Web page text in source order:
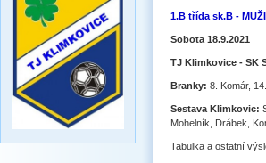
1.B třída sk.B - MUŽI
Sobota 18.9.2021
TJ Klimkovice - SK
Branky: 8. Komár,
Sestava Klimkovic:
Mohelník, Drábek,
Tabulka a ostatní